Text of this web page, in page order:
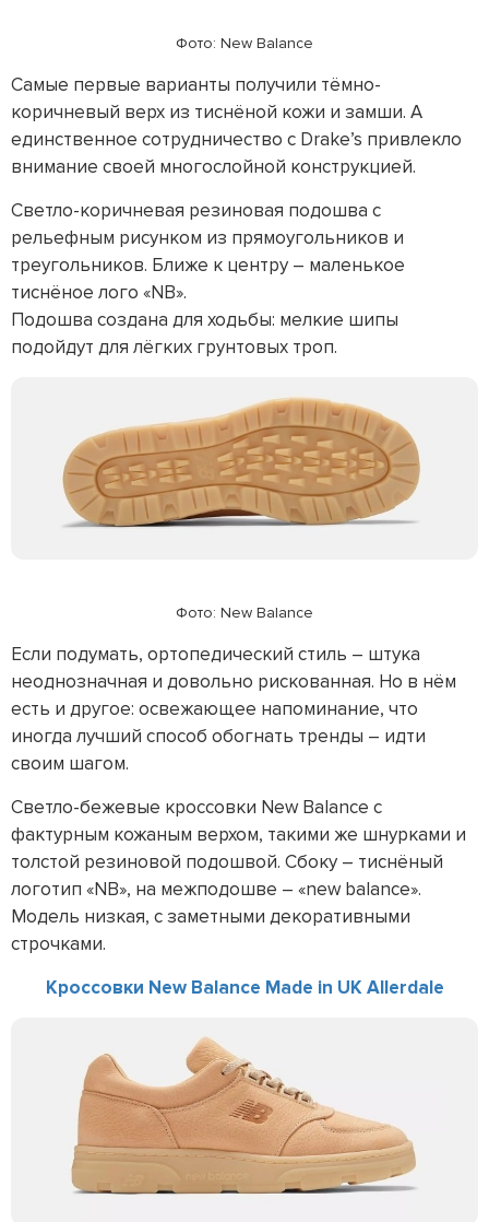
Фото: New Balance
Самые первые варианты получили тёмно-
коричневый верх из тиснёной кожи и замши. А
единственное сотрудничество с Drake’s привлекло
внимание своей многослойной конструкцией.
Светло-коричневая резиновая подошва с
рельефным рисунком из прямоугольников и
треугольников. Ближе к центру – маленькое
тиснёное лого «NB».
Подошва создана для ходьбы: мелкие шипы
подойдут для лёгких грунтовых троп.
Фото: New Balance
Если подумать, ортопедический стиль – штука
неоднозначная и довольно рискованная. Но в нём
есть и другое: освежающее напоминание, что
иногда лучший способ обогнать тренды – идти
своим шагом.
Светло-бежевые кроссовки New Balance с
фактурным кожаным верхом, такими же шнурками и
толстой резиновой подошвой. Сбоку – тиснёный
логотип «NB», на межподошве – «new balance».
Модель низкая, с заметными декоративными
строчками.
Кроссовки New Balance Made in UK Allerdale